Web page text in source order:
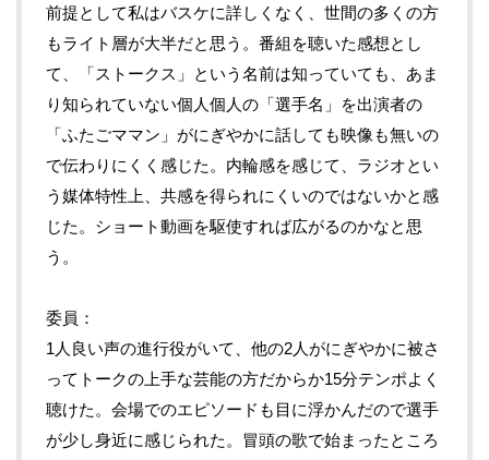
前提として私はバスケに詳しくなく、世間の多くの方
もライト層が大半だと思う。番組を聴いた感想とし
て、「ストークス」という名前は知っていても、あま
り知られていない個人個人の「選手名」を出演者の
「ふたごママン」がにぎやかに話しても映像も無いの
で伝わりにくく感じた。内輪感を感じて、ラジオとい
う媒体特性上、共感を得られにくいのではないかと感
じた。ショート動画を駆使すれば広がるのかなと思
う。
委員
1人良い声の進行役がいて、他の2人がにぎやかに被さ
ってトークの上手な芸能の方だからか15分テンポよく
聴けた。会場でのエピソードも目に浮かんだので選手
が少し身近に感じられた。冒頭の歌で始まったところ